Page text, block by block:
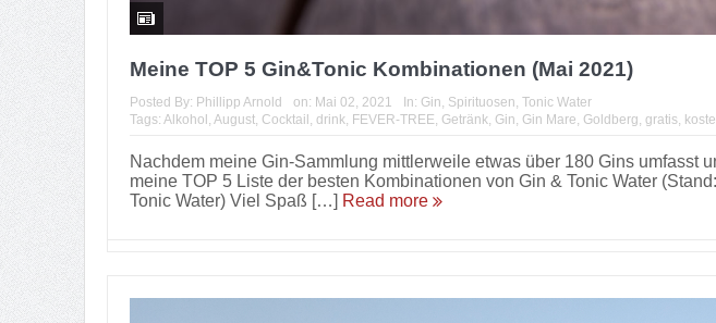
Meine TOP 5 Gin&Tonic Kombinationen (Mai 2021)
Posted By: Phillipp Arnold on: Mai 02, 2021 In: Gin, Spirituosen, Tonic Water
Tags: Alkohol, August, Cocktail, drink, FEVER-TREE, Getränk, Gin, Gin Mare, Goldberg, gratis,
Nachdem meine Gin-Sammlung mittlerweile etwas über 180 Gins umfasst
meine TOP 5 Liste der besten Kombinationen von Gin & Tonic Water
Tonic Water) Viel Spaß […] Read more